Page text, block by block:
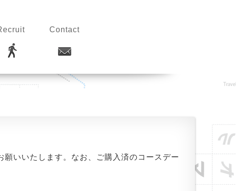
Contact
いいたします。なお、ご購入済のコースデー